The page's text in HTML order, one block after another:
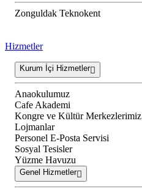
Zonguldak Teknokent
Hizmetler
Kurum İçi Hizmetler
Anaokulumuz
Cafe Akademi
Kongre ve Kültür Merkezlerimiz
Lojmanlar
Personel E-Posta Servisi
Sosyal Tesisler
Yüzme Havuzu
Genel Hizmetler